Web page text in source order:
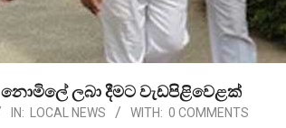
ලබා දීමට වැඩපිළිවෙළක්
IN: LOCAL NEWS WITH: 0 COMMENTS